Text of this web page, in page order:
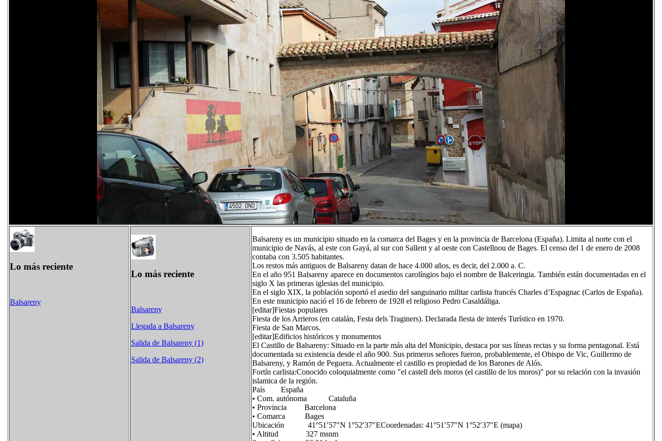
Lo más reciente
Balsareny
Lo más reciente
Balsareny
Llegada a Balsareny
Salida de Balsareny (1)
Salida de Balsareny (2)
Balsareny es un municipio situado en la comarca del Bages y en la provincia de Barcelona (España). Limita al norte con el
municipio de Navás, al este con Gayá, al sur con Sallent y al oeste con Castellnou de Bages. El censo del 1 de enero de 2008
contaba con 3.505 habitantes.
Los restos más antiguos de Balsareny datan de hace 4.000 años, es decir, del 2.000 a. C.
En el año 951 Balsareny aparece en documentos carolíngios bajo el nombre de Balceringia. También están documentadas en el
siglo X las primeras iglesias del municipio.
En el siglo XIX, la población soportó el asedio del sanguinario militar carlista francés Charles d’Espagnac (Carlos de España).
En este municipio nació el 16 de febrero de 1928 el religioso Pedro Casaldáliga.
[editar]Fiestas populares
Fiesta de los Arrieros (en catalán, Festa dels Traginers). Declarada fiesta de interés Turístico en 1970.
Fiesta de San Marcos.
[editar]Edificios históricos y monumentos
El Castillo de Balsareny: Situado en la parte más alta del Municipio, destaca por sus líneas rectas y su forma pentagonal. Está
documentada su existencia desde el año 900. Sus primeros señores fueron, probablemente, el Obispo de Vic, Guillermo de
Balsareny, y Ramón de Peguera. Actualmente el castillo es propiedad de los Barones de Alós.
Fortín carlista:Conocido coloquialmente como "el castell dels moros (el castillo de los moros)" por su relación con la invasión
islamica de la región.
País España
• Com. autónoma Cataluña
• Provincia Barcelona
• Comarca Bages
Ubicación 41°51′57″N 1°52′37″ECoordenadas: 41°51′57″N 1°52′37″E (mapa)
• Altitud 327 msnm